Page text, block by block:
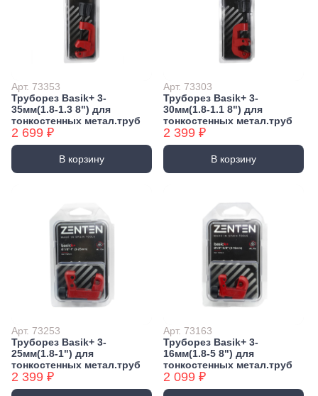
Арт. 73353
Труборез Basik+ 3-
35мм(1.8-1.3 8") для
тонкостенных метал.труб
2 699 ₽
В корзину
Арт. 73303
Труборез Basik+ 3-
30мм(1.8-1.1 8") для
тонкостенных метал.труб
2 399 ₽
В корзину
Арт. 73253
Труборез Basik+ 3-
25мм(1.8-1") для
тонкостенных метал.труб
2 399 ₽
Арт. 73163
Труборез Basik+ 3-
16мм(1.8-5 8") для
тонкостенных метал.труб
2 099 ₽